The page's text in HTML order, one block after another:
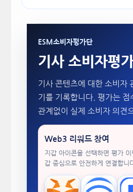
ESM소비자평가단
기사 소비자평
기사 콘텐츠에 대한 소비자
기를 기록합니다. 평가는 점
관계없이 실제 소비자 의견
Web3 리워드 참여
지갑 아이콘을 선택하면 평가 이
갑 중심으로 안전하게 연결합니